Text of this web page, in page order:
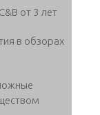
от 3 лет
в обзорах